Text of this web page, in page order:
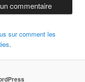
sur comment les
.